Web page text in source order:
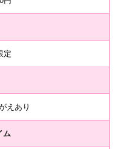
定
えあり
ム